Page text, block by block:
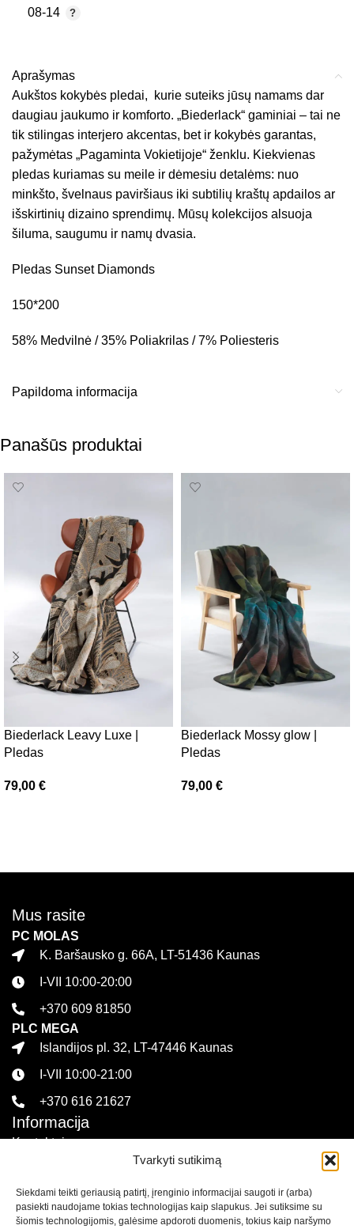
Tvarkyti sutikimą
Siekdami teikti geriausią patirtį, įrenginio informacijai saugoti ir (arba)
pasiekti naudojame tokias technologijas kaip slapukus. Jei sutiksime su
šiomis technologijomis, galėsime apdoroti duomenis, tokius kaip naršymo
08-14
Aprašymas
Aukštos kokybės pledai, kurie suteiks jūsų namams dar
daugiau jaukumo ir komforto. „Biederlack“ gaminiai – tai ne
tik stilingas interjero akcentas, bet ir kokybės garantas,
pažymėtas „Pagaminta Vokietijoje“ ženklu. Kiekvienas
pledas kuriamas su meile ir dėmesiu detalėms: nuo
minkšto, švelnaus paviršiaus iki subtilių kraštų apdailos ar
išskirtinių dizaino sprendimų. Mūsų kolekcijos alsuoja
šiluma, saugumu ir namų dvasia.
Pledas Sunset Diamonds
150*200
58% Medvilnė / 35% Poliakrilas / 7% Poliesteris
Papildoma informacija
Panašūs produktai
Biederlack Leavy Luxe |
Pledas
79,00 €
Biederlack Mossy glow |
Pledas
79,00 €
Mus rasite
PC MOLAS
K. Baršausko g. 66A, LT-51436 Kaunas
I-VII 10:00-20:00
+370 609 81850
PLC MEGA
Islandijos pl. 32, LT-47446 Kaunas
I-VII 10:00-21:00
+370 616 21627
Informacija
Kontaktai
Pirkimo sąlygos ir taisyklės
Privatumo politika
Sekite mus